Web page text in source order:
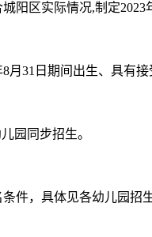
阳区实际情况,制定2023
31日期间出生、具有接
园同步招生。
，具体见各幼儿园招生